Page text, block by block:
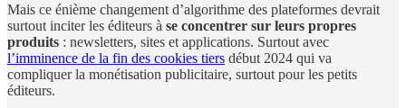
Mais ce énième changement d’algorithme des plateformes devrait
surtout inciter les éditeurs à se concentrer sur leurs propres
produits : newsletters, sites et applications. Surtout avec
l’imminence de la fin des cookies tiers début 2024 qui va
compliquer la monétisation publicitaire, surtout pour les petits
éditeurs.